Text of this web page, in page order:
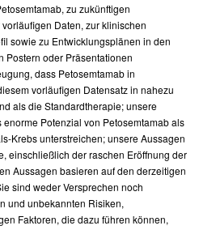
zu zukünftigen
Daten, zur klinischen
sowie zu Entwicklungsplänen in den
Postern oder Präsentationen
dass Petosemtamab in
vorläufigen Datensatz in nahezu
als die Standardtherapie; unsere
Potenzial von Petosemtamab als
Krebs unterstreichen; unsere Aussagen
einschließlich der raschen Eröffnung der
Aussagen basieren auf den derzeitigen
sind weder Versprechen noch
und unbekannten Risiken,
Faktoren, die dazu führen können,